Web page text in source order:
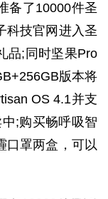
备了10000件圣
科技官网进入圣
品;同时坚果Pro
版本将
OS 4.1并支
;购买畅呼吸智
口罩两盒，可以